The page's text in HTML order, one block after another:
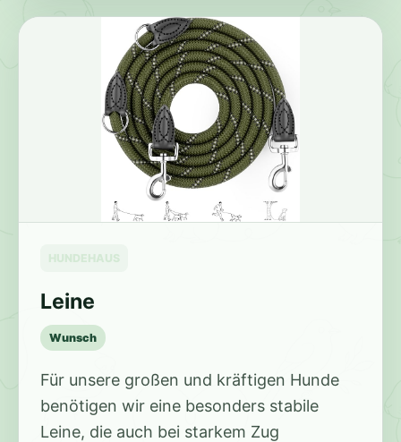
HUNDEHAUS
Leine
Wunsch
Für unsere großen und kräftigen Hunde
benötigen wir eine besonders stabile
Leine, die auch bei starkem Zug